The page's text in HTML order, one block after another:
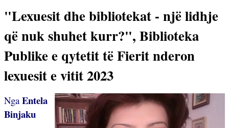
"Lexuesit dhe bibliotekat - një lidhje
që nuk shuhet kurr?", Biblioteka
Publike e qytetit të Fierit nderon
lexuesit e vitit 2023
Nga Entela
Binjaku